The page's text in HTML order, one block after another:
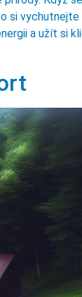
si
a užít si